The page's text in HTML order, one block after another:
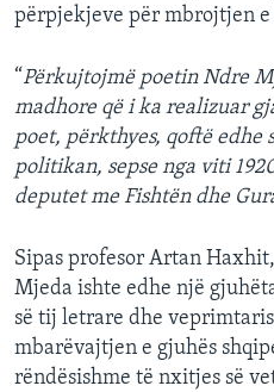
përpjekjeve për mbrojtjen e
“Përkujtojmë poetin Ndre
madhore që i ka realizuar
poet, përkthyes, qoftë edhe
politikan, sepse nga viti
deputet me Fishtën dhe
Sipas profesor Artan
Mjeda ishte edhe një
së tij letrare dhe
mbarëvajtjen e gjuhës
rëndësishme të nxitjes së